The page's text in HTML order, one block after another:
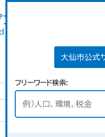
大仙市公式
フリーワード検索